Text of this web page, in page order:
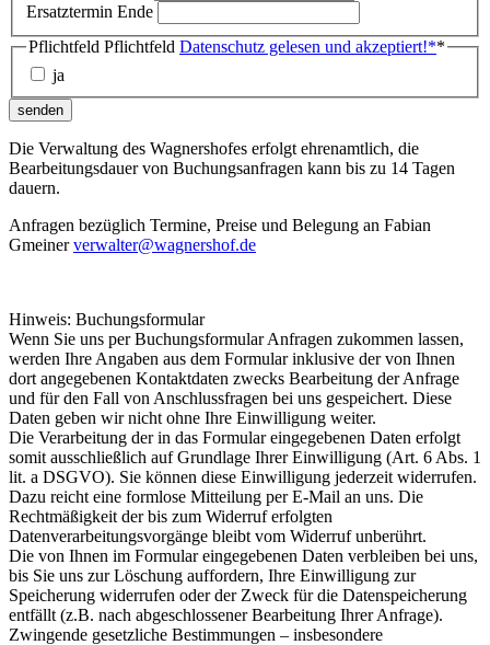
Ersatztermin Ende
Pflichtfeld Pflichtfeld Datenschutz gelesen und akzeptiert!**
ja
senden
Die Verwaltung des Wagnershofes erfolgt ehrenamtlich, die
Bearbeitungsdauer von Buchungsanfragen kann bis zu 14 Tagen
dauern.
Anfragen bezüglich Termine, Preise und Belegung an Fabian
Gmeinerverwalter@wagnershof.de
Hinweis: Buchungsformular
Wenn Sie uns per Buchungsformular Anfragen zukommen lassen,
werden Ihre Angaben aus dem Formular inklusive der von Ihnen
dort angegebenen Kontaktdaten zwecks Bearbeitung der Anfrage
und für den Fall von Anschlussfragen bei uns gespeichert. Diese
Daten geben wir nicht ohne Ihre Einwilligung weiter.
Die Verarbeitung der in das Formular eingegebenen Daten erfolgt
somit ausschließlich auf Grundlage Ihrer Einwilligung (Art. 6 Abs. 1
lit. a DSGVO). Sie können diese Einwilligung jederzeit widerrufen.
Dazu reicht eine formlose Mitteilung per E-Mail an uns. Die
Rechtmäßigkeit der bis zum Widerruf erfolgten
Datenverarbeitungsvorgänge bleibt vom Widerruf unberührt.
Die von Ihnen im Formular eingegebenen Daten verbleiben bei uns,
bis Sie uns zur Löschung auffordern, Ihre Einwilligung zur
Speicherung widerrufen oder der Zweck für die Datenspeicherung
entfällt (z.B. nach abgeschlossener Bearbeitung Ihrer Anfrage).
Zwingende gesetzliche Bestimmungen – insbesondere